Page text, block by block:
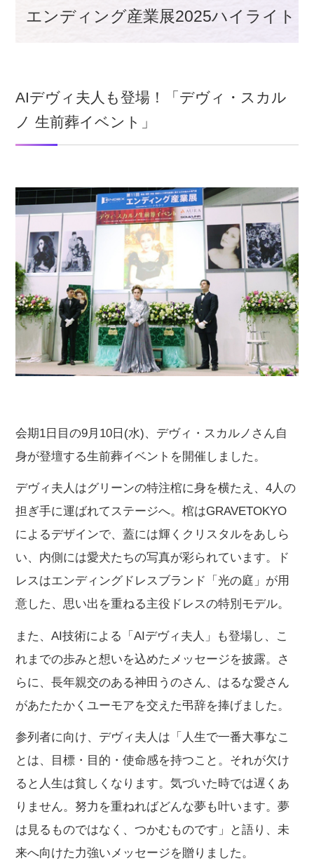
エンディング産業展2025ハイライト
AIデヴィ夫人も登場！「デヴィ・スカル
ノ 生前葬イベント」
会期1日目の9月10日(水)、デヴィ・スカルノさん自
身が登壇する生前葬イベントを開催しました。
デヴィ夫人はグリーンの特注棺に身を横たえ、4人の
担ぎ手に運ばれてステージへ。棺はGRAVETOKYO
によるデザインで、蓋には輝くクリスタルをあしら
い、内側には愛犬たちの写真が彩られています。ド
レスはエンディングドレスブランド「光の庭」が用
意した、思い出を重ねる主役ドレスの特別モデル。
また、AI技術による「AIデヴィ夫人」も登場し、こ
れまでの歩みと想いを込めたメッセージを披露。さ
らに、長年親交のある神田うのさん、はるな愛さん
があたたかくユーモアを交えた弔辞を捧げました。
参列者に向け、デヴィ夫人は「人生で一番大事なこ
とは、目標・目的・使命感を持つこと。それが欠け
ると人生は貧しくなります。気づいた時では遅くあ
りません。努力を重ねればどんな夢も叶います。夢
は見るものではなく、つかむものです」と語り、未
来へ向けた力強いメッセージを贈りました。